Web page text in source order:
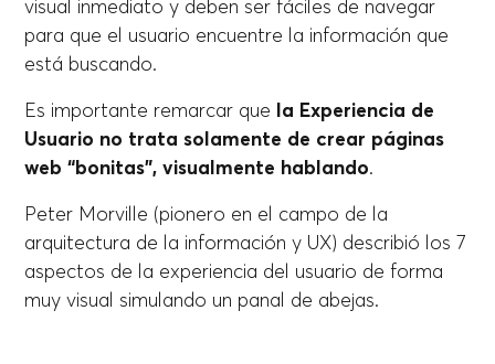
visual inmediato y deben ser fáciles de navegar
para que el usuario encuentre la información que
está buscando.
Es importante remarcar que la Experiencia de
Usuario no trata solamente de crear páginas
web “bonitas”, visualmente hablando.
Peter Morville (pionero en el campo de la
arquitectura de la información y UX) describió los 7
aspectos de la experiencia del usuario de forma
muy visual simulando un panal de abejas.